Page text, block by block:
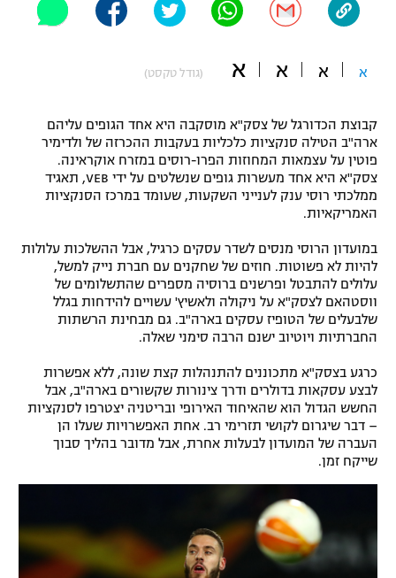
"מחצית בשכונה" – פודקאסט
תקנון משתתפים וזוכים בפרסים
תקנון עבור פעילות אלקטרה
תקנון עבור פעילות ספורט 1 – "מרלן"
טניס
גיימינג E-Sports
תנאי שימוש
מדיניות פרטיות
תקנון פעילות ספורט 1
רשיון להקרנה פומבית לבית עסק
הצטרפות לחבילת הערוצים
לוח דרושים – ג'ובנט
תגיות
ספורט מוטורי
כדורמים
פוטבול אמריקאי NFL
בייסבול MLB
ספורט אתגרי ואקסטרים
אומנויות לחימה
גיימינג E-Sports
א א א א (גודל טקסט)
קבוצת הכדורגל של צסק"א מוסקבה היא אחד הגופים עליהם
ארה"ב הטילה סנקציות כלכליות בעקבות ההכרזה של ולדימיר
פוטין על עצמאות המחוזות הפרו-רוסים במזרח אוקראינה.
צסק"א היא אחד מעשרות גופים שנשלטים על ידי VEB, תאגיד
ממלכתי רוסי ענק לענייני השקעות, שעומד במרכז הסנקציות
האמריקאיות.
במועדון הרוסי מנסים לשדר עסקים כרגיל, אבל ההשלכות עלולות
להיות לא פשוטות. חוזים של שחקנים עם חברת נייק למשל,
עלולים להתבטל ופרשנים ברוסיה מספרים שהתשלומים של
ווסטהאם לצסק"א על ניקולה ולאשיץ' עשויים להידחות בגלל
שלבעלים של הטופיז עסקים בארה"ב. גם מבחינת הרשתות
החברתיות ויוטיוב ישנם הרבה סימני שאלה.
כרגע בצסק"א מתכוננים להתנהלות קצת שונה, ללא אפשרות
לבצע עסקאות בדולרים ודרך צינורות שקשורים בארה"ב, אבל
החשש הגדול הוא שהאיחוד האירופי ובריטניה יצטרפו לסנקציות
– דבר שיגרום לקושי תזרימי רב. אחת האפשרויות שעלו הן
העברה של המועדון לבעלות אחרת, אבל מדובר בהליך סבוך
שייקח זמן.